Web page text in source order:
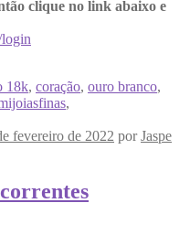
clique no link abaixo e
18k, coração, ouro branco,
,
fevereiro de 2022 porJaspe